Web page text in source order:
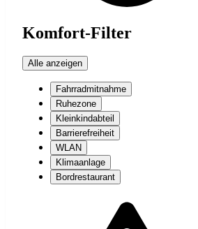
Komfort-Filter
Alle anzeigen
Fahrradmitnahme
Ruhezone
Kleinkindabteil
Barrierefreiheit
WLAN
Klimaanlage
Bordrestaurant